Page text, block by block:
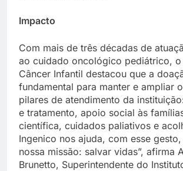
Impacto
Com mais de três décadas de
ao cuidado oncológico pediátrico, o
Câncer Infantil destacou que a
fundamental para manter e ampliar
pilares de atendimento da
e tratamento, apoio social às
científica, cuidados paliativos e
Ingenico nos ajuda, com esse
nossa missão: salvar vidas”, afirma
Brunetto, Superintendente do